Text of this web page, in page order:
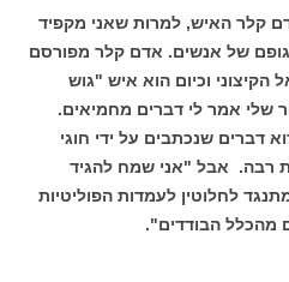
קלר האיש, למרות שאני מקפיד
של אנשים. אדם קלר מפורסם
וכיום הוא איש "גוש
שלי אמר לי דברים מחמיאים.
דברים שנכתבים על ידי חוגי
רבה. אבל "אני שמח להגיד
לחלוטין לעמדות הפוליטיות
מהכלל הבודדים".